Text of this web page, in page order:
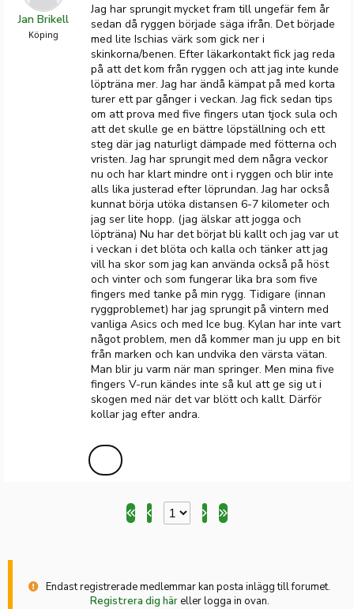
Jan Brikell
Köping
Jag har sprungit mycket fram till ungefär fem år
sedan då ryggen började säga ifrån. Det började
med lite Ischias värk som gick ner i
skinkorna/benen. Efter läkarkontakt fick jag reda
på att det kom från ryggen och att jag inte kunde
löpträna mer. Jag har ändå kämpat på med korta
turer ett par gånger i veckan. Jag fick sedan tips
om att prova med five fingers utan tjock sula och
att det skulle ge en bättre löpställning och ett
steg där jag naturligt dämpade med fötterna och
vristen. Jag har sprungit med dem några veckor
nu och har klart mindre ont i ryggen och blir inte
alls lika justerad efter löprundan. Jag har också
kunnat börja utöka distansen 6-7 kilometer och
jag ser lite hopp. (jag älskar att jogga och
löpträna) Nu har det börjat bli kallt och jag var ut
i veckan i det blöta och kalla och tänker att jag
vill ha skor som jag kan använda också på höst
och vinter och som fungerar lika bra som five
fingers med tanke på min rygg. Tidigare (innan
ryggproblemet) har jag sprungit på vintern med
vanliga Asics och med Ice bug. Kylan har inte vart
något problem, men då kommer man ju upp en bit
från marken och kan undvika den värsta vätan.
Man blir ju varm när man springer. Men mina five
fingers V-run kändes inte så kul att ge sig ut i
skogen med när det var blött och kallt. Därför
kollar jag efter andra.
Endast registrerade medlemmar kan posta inlägg till forumet.
Registrera dig häreller logga in ovan.